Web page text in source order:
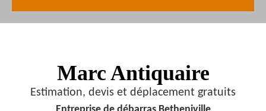
Marc Antiquaire
Estimation, devis et déplacement gratuits